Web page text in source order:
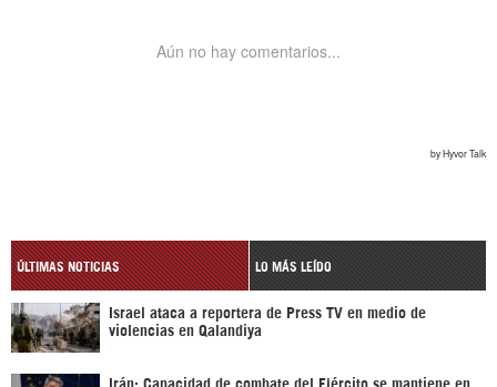
ÚLTIMAS NOTICIAS LO MÁS LEÍDO
Israel ataca a reportera de Press TV en medio de
violencias en Qalandiya
Irán: Capacidad de combate del Ejército se mantiene en